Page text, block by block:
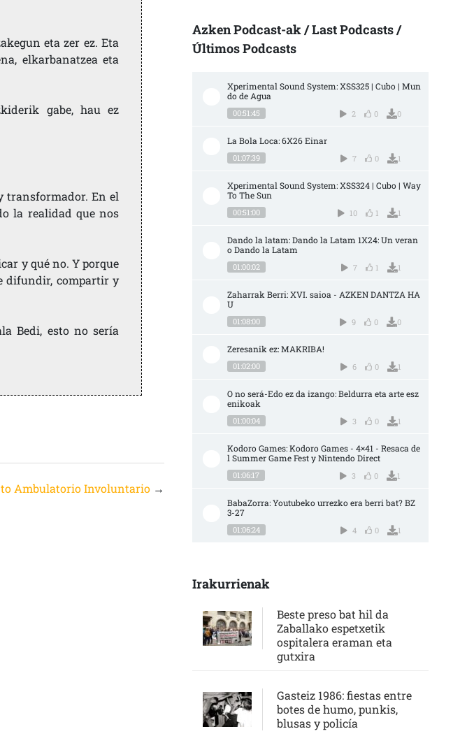
eta zer ez. Eta
elkarbanatzea eta
gabe, hau ez
transformador. En el
la realidad que nos
y qué no. Y porque
difundir, compartir y
Bedi, esto no sería
Ambulatorio Involuntario→
Azken Podcast-ak / Last Podcasts /
Últimos Podcasts
Xperimental Sound System: XSS325 | Cubo | Mun
do de Agua
00:51:45 2 0 0
La Bola Loca: 6X26 Einar
01:07:39 7 0 1
Xperimental Sound System: XSS324 | Cubo | Way
To The Sun
00:51:00 10 1 1
Dando la latam: Dando la Latam 1X24: Un veran
o Dando la Latam
01:00:02 7 1 1
Zaharrak Berri: XVI. saioa - AZKEN DANTZA HA
U
01:08:00 9 0 0
Zeresanik ez: MAKRIBA!
01:02:00 6 0 1
O no será-Edo ez da izango: Beldurra eta arte esz
enikoak
01:00:04 3 0 1
Kodoro Games: Kodoro Games - 4×41 - Resaca de
l Summer Game Fest y Nintendo Direct
01:06:17 3 0 1
BabaZorra: Youtubeko urrezko era berri bat? BZ
3-27
01:06:24 4 0 1
Irakurrienak
Beste preso bat hil da
Zaballako espetxetik
ospitalera eraman eta
gutxira
Gasteiz 1986: fiestas entre
botes de humo, punkis,
blusas y policía